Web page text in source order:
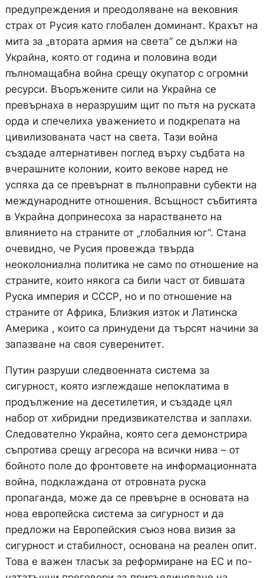
предупреждения и преодоляване на вековния
страх от Русия като глобален доминант. Крахът на
мита за „втората армия на света“ се дължи на
Украйна, която от година и половина води
пълномащабна война срещу окупатор с огромни
ресурси. Въоръжените сили на Украйна се
превърнаха в неразрушим щит по пътя на руската
орда и спечелиха уважението и подкрепата на
цивилизованата част на света. Тази война
създаде алтернативен поглед върху съдбата на
вчерашните колонии, които векове наред не
успяха да се превърнат в пълноправни субекти на
международните отношения. Всъщност събитията
в Украйна допринесоха за нарастването на
влиянието на страните от „глобалния юг“. Стана
очевидно, че Русия провежда твърда
неоколониална политика не само по отношение на
страните, които някога са били част от бившата
Руска империя и СССР, но и по отношение на
страните от Африка, Близкия изток и Латинска
Америка , които са принудени да търсят начини за
запазване на своя суверенитет.
Путин разруши следвоенната система за
сигурност, която изглеждаше непоклатима в
продължение на десетилетия, и създаде цял
набор от хибридни предизвикателства и заплахи.
Следователно Украйна, която сега демонстрира
съпротива срещу агресора на всички нива – от
бойното поле до фронтовете на информационната
война, подклаждана от отровната руска
пропаганда, може да се превърне в основата на
нова европейска система за сигурност и да
предложи на Европейския съюз нова визия за
сигурност и стабилност, основана на реален опит.
Това е важен тласък за реформиране на ЕС и по-